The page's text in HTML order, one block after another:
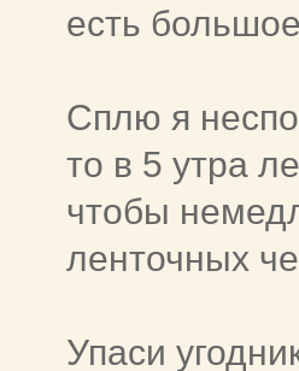
есть
Сплю я
то в 5 утра
чтобы
ленточных
Упаси